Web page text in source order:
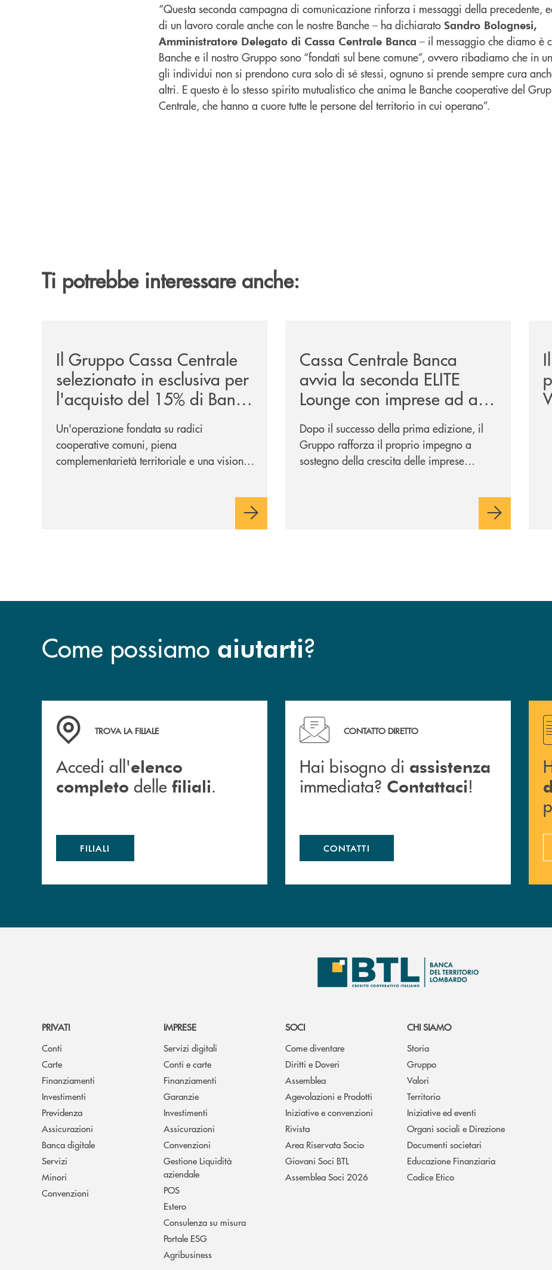
“Questa seconda campagna di comunicazione rinforza i messaggi della precedente,
di un lavoro corale anche con le nostre Banche – ha dichiarato Sandro Bolognesi,
Amministratore Delegato di Cassa Centrale Banca – il messaggio che diamo è
Banche e il nostro Gruppo sono “fondati sul bene comune”, ovvero ribadiamo che in
gli individui non si prendono cura solo di sé stessi, ognuno si prende sempre cura
altri. E questo è lo stesso spirito mutualistico che anima le Banche cooperative del
Centrale, che hanno a cuore tutte le persone del territorio in cui operano”.
Ti potrebbe interessare anche:
Il Gruppo Cassa Centrale
selezionato in esclusiva per
l'acquisto del 15% di Banca
Cambiano 1884
Un'operazione fondata su radici
cooperative comuni, piena
complementarietà territoriale e una visione
Cassa Centrale Banca
avvia la seconda ELITE
Lounge con imprese ad alto
potenziale
Dopo il successo della prima edizione, il
Gruppo rafforza il proprio impegno a
sostegno della crescita delle imprese
Come possiamo aiutarti?
Accedi all' elenco completo delle filiali .
TROVA LA FILIALE
Accedi all'elenco
completo delle filiali.
FILIALI
Hai bisogno di assistenza immediata? Contattaci !
CONTATTO DIRETTO
Hai bisogno di assistenza
immediata? Contattaci!
CONTATTI
PRIVATI
Conti
Carte
Finanziamenti
Investimenti
Previdenza
Assicurazioni
Banca digitale
Servizi
Minori
Convenzioni
IMPRESE
Servizi digitali
Conti e carte
Finanziamenti
Garanzie
Investimenti
Assicurazioni
Convenzioni
Gestione Liquidità
aziendale
POS
Estero
Consulenza su misura
Portale ESG
Agribusiness
SOCI
Come diventare
Diritti e Doveri
Assemblea
Agevolazioni e Prodotti
Iniziative e convenzioni
Rivista
Area Riservata Socio
Giovani Soci BTL
Assemblea Soci 2026
CHI SIAMO
Storia
Gruppo
Valori
Territorio
Iniziative ed eventi
Organi sociali e Direzione
Documenti societari
Educazione Finanziaria
Codice Etico